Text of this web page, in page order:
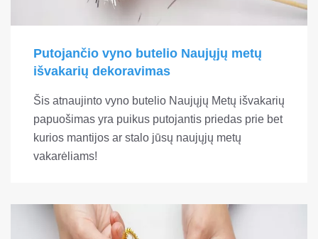
Putojančio vyno butelio Naujųjų metų
išvakarių dekoravimas
Šis atnaujinto vyno butelio Naujųjų Metų išvakarių
papuošimas yra puikus putojantis priedas prie bet
kurios mantijos ar stalo jūsų naujųjų metų
vakarėliams!